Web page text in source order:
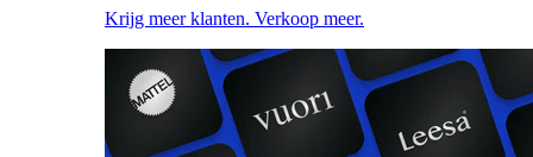
Krijg meer klanten. Verkoop meer.